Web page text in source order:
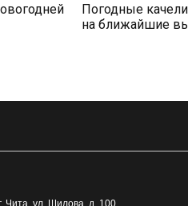
Погодные
на ближайшие
Чита ул. Шилова, д. 100